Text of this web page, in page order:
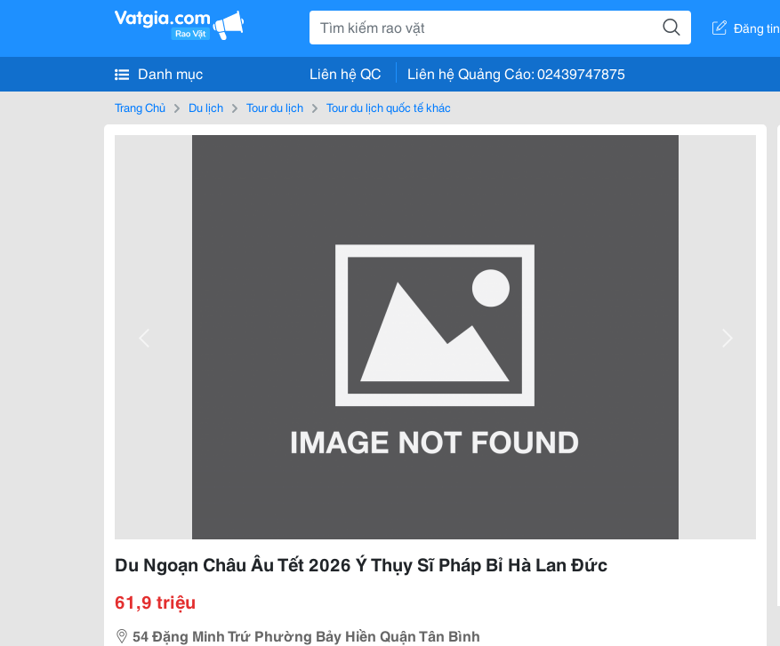
Đăng tin
Danh mục Liên hệ QC Liên hệ Quảng Cáo: 02439747875
Trang Chủ Du lịch Tour du lịch Tour du lịch quốc tế khác
Du Ngoạn Châu Âu Tết 2026 Ý Thụy Sĩ Pháp Bỉ Hà Lan Đức
61,9 triệu
54 Đặng Minh Trứ Phường Bảy Hiền Quận Tân Bình